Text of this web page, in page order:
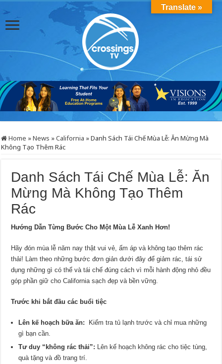
Home »News »California »Danh Sách Tái Chế Mùa Lễ: Ăn Mừng Mà
Không Tạo Thêm Rác
Danh Sách Tái Chế Mùa Lễ: Ăn
Mừng Mà Không Tạo Thêm
Rác
Hướng Dẫn Từng Bước Cho Một Mùa Lễ Xanh Hơn!
Hãy đón mùa lễ năm nay thật vui vẻ, ấm áp và không tạo thêm rác
thải! Làm theo những bước đơn giản dưới đây để giảm rác, tái sử
dụng những gì có thể và tái chế đúng cách vì mỗi hành động nhỏ đều
góp phần giữ cho California sạch đẹp và bền vững.
Trước khi bắt đầu các buổi tiệc
Lên kế hoạch bữa ăn: Kiểm tra tủ lạnh trước và chỉ mua những
gì bạn cần.
Tư duy “không rác thải”: Lên kế hoạch không rác cho tiệc tùng,
quà tặng và đồ trang trí.
Translate »